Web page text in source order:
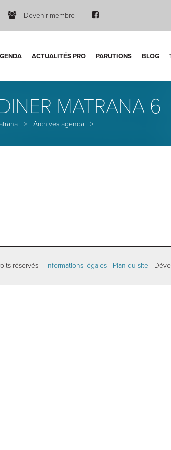
Devenir membre
ACTUALITÉS PRO PARUTIONS BLOG
MATRANA 6
> Archives agenda >
réservés - Informations légales- Plan du site -